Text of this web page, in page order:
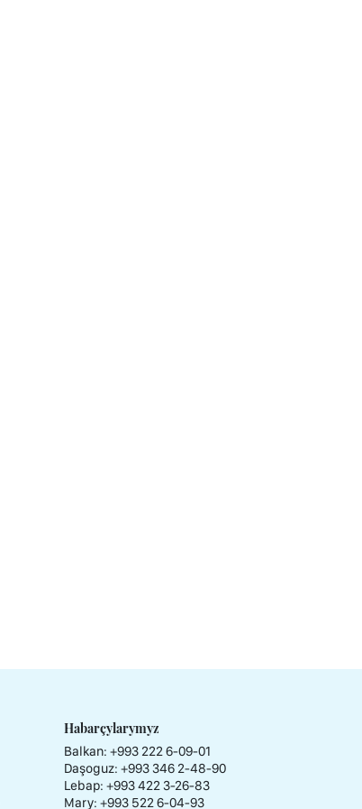
Habarçylarymyz
Balkan: +993 222 6-09-01
Daşoguz: +993 346 2-48-90
Lebap: +993 422 3-26-83
Mary: +993 522 6-04-93